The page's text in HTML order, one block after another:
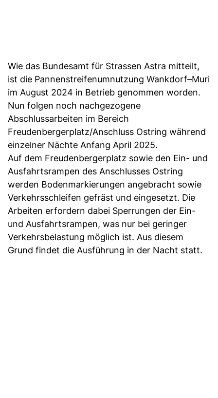
Wie das Bundesamt für Strassen Astra mitteilt,
ist die Pannenstreifenumnutzung Wankdorf–Muri
im August 2024 in Betrieb genommen worden.
Nun folgen noch nachgezogene
Abschlussarbeiten im Bereich
Freudenbergerplatz/Anschluss Ostring während
einzelner Nächte Anfang April 2025.
Auf dem Freudenbergerplatz sowie den Ein- und
Ausfahrtsrampen des Anschlusses Ostring
werden Bodenmarkierungen angebracht sowie
Verkehrsschleifen gefräst und eingesetzt. Die
Arbeiten erfordern dabei Sperrungen der Ein-
und Ausfahrtsrampen, was nur bei geringer
Verkehrsbelastung möglich ist. Aus diesem
Grund findet die Ausführung in der Nacht statt.